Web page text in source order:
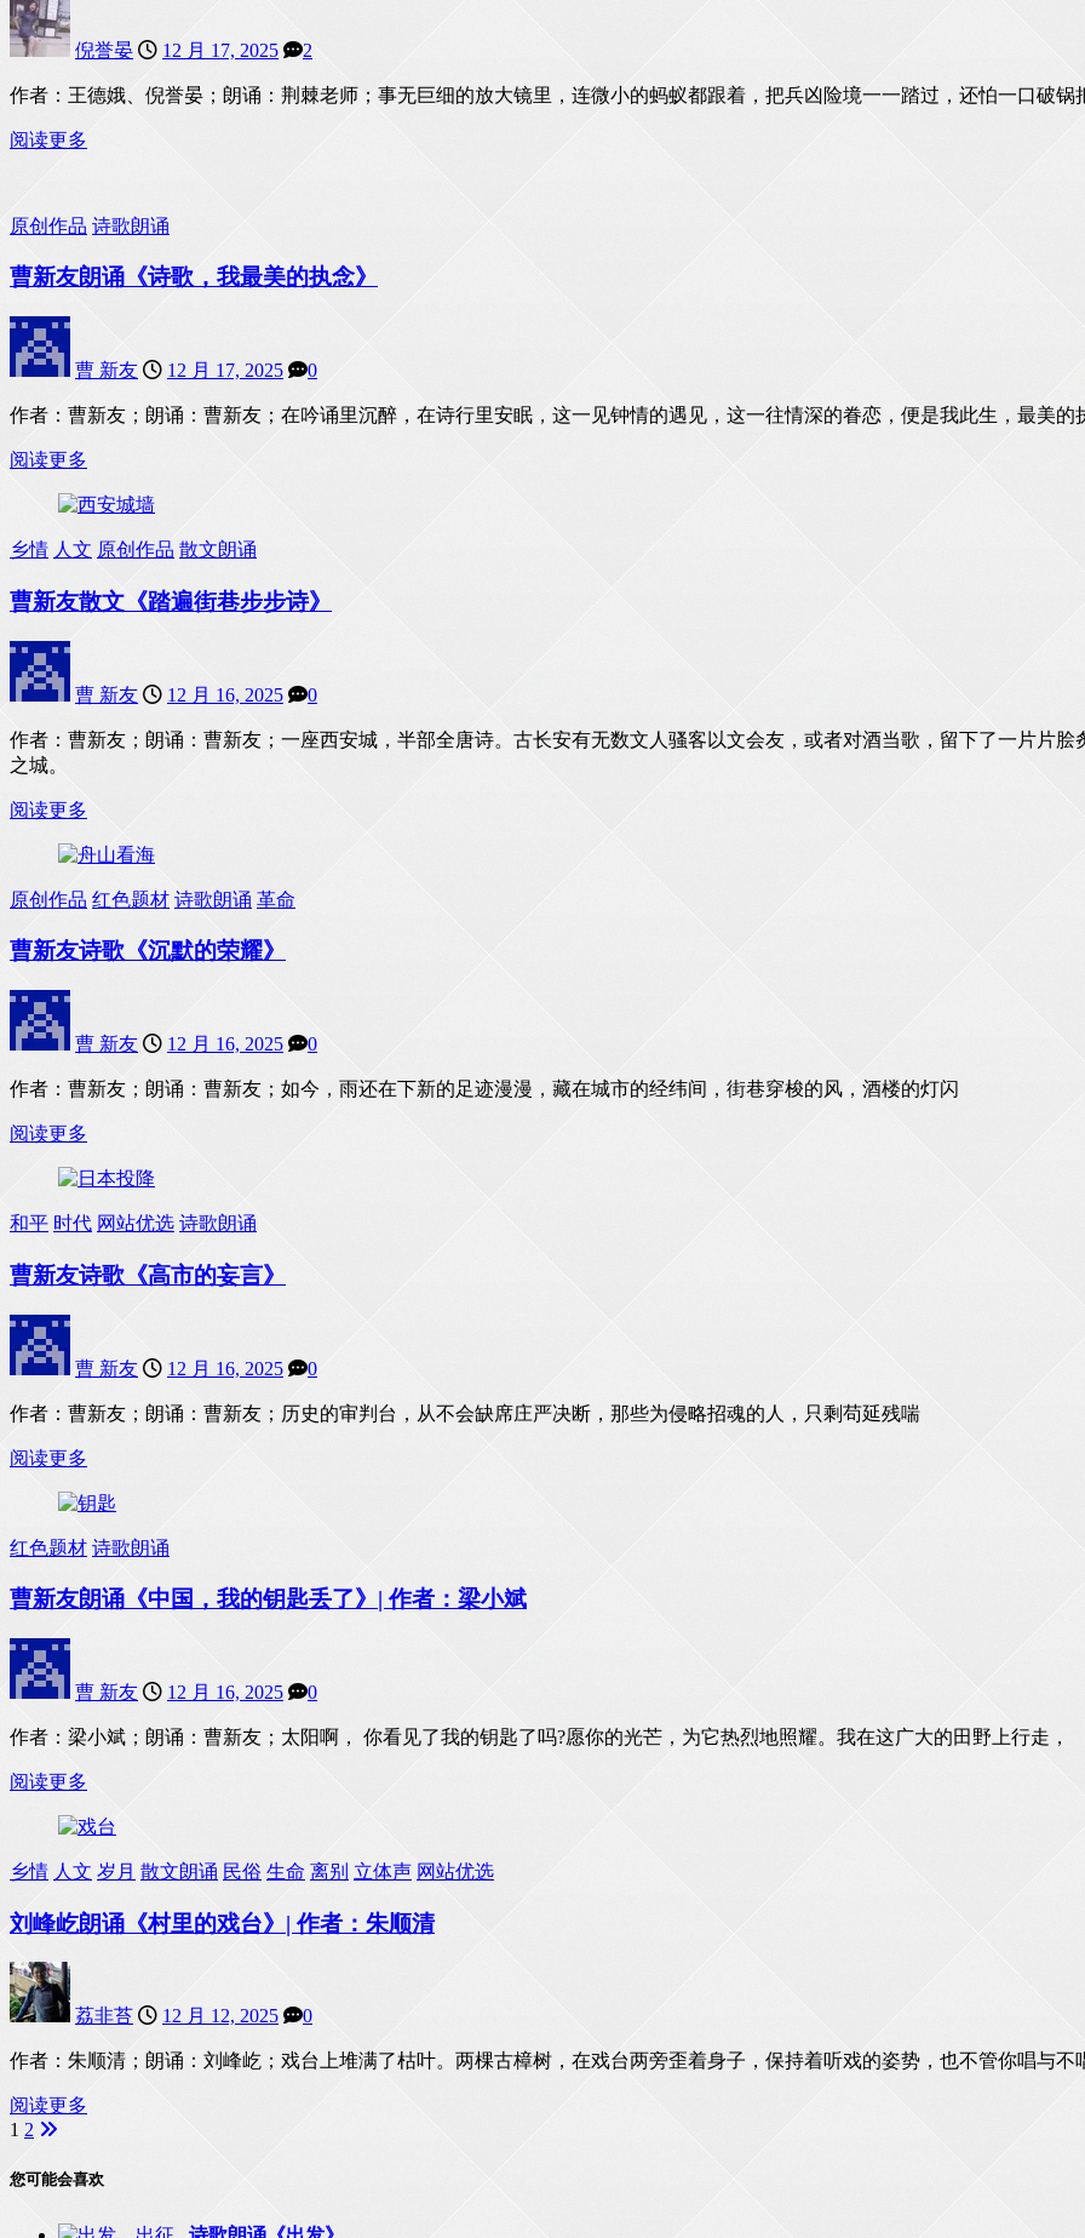
倪誉晏 12 月 17, 2025 2
作者：王德娥、倪誉晏；朗诵：荆棘老师；事无巨细的放大镜里，连微小的蚂蚁都跟着，把兵凶险境一一踏过，还怕一口破锅
阅读更多
原创作品 诗歌朗诵
曹新友朗诵《诗歌，我最美的执念》
曹 新友 12 月 17, 2025 0
作者：曹新友；朗诵：曹新友；在吟诵里沉醉，在诗行里安眠，这一见钟情的遇见，这一往情深的眷恋，便是我此生，最美的
阅读更多
乡情 人文 原创作品 散文朗诵
曹新友散文《踏遍街巷步步诗》
曹 新友 12 月 16, 2025 0
作者：曹新友；朗诵：曹新友；一座西安城，半部全唐诗。古长安有无数文人骚客以文会友，或者对酒当歌，留下了一片片
之城。
阅读更多
原创作品 红色题材 诗歌朗诵 革命
曹新友诗歌《沉默的荣耀​》
曹 新友 12 月 16, 2025 0
作者：曹新友；朗诵：曹新友；如今，雨还在下​新的足迹漫漫​，藏在城市的经纬间​，街巷穿梭的风​，酒楼的灯闪​
阅读更多
和平 时代 网站优选 诗歌朗诵
曹新友诗歌《高市的妄言》
曹 新友 12 月 16, 2025 0
作者：曹新友；朗诵：曹新友；历史的审判台，从不会缺席庄严决断，那些为侵略招魂的人，只剩苟延残喘
阅读更多
红色题材 诗歌朗诵
曹新友朗诵《中国，我的钥匙丢了》| 作者：梁小斌
曹 新友 12 月 16, 2025 0
作者：梁小斌；朗诵：曹新友；太阳啊， 你看见了我的钥匙了吗?愿你的光芒，为它热烈地照耀。我在这广大的田野上行走，
阅读更多
乡情 人文 岁月 散文朗诵 民俗 生命 离别 立体声 网站优选
刘峰屹朗诵《村里的戏台》| 作者：朱顺清
荔非苔 12 月 12, 2025 0
作者：朱顺清；朗诵：刘峰屹；戏台上堆满了枯叶。两棵古樟树，在戏台两旁歪着身子，保持着听戏的姿势，也不管你唱与
阅读更多
文
章
1 2
您可能会喜欢